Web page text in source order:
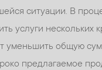
ситуации. В
услуги нескольких
уменьшить общую
предлагаемое